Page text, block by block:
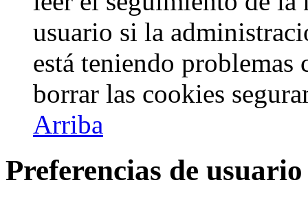
usuario si la
está teniendo
borrar las cookies
Arriba
Preferencias de